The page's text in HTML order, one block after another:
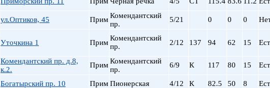
Сталинский
Старый фонд (СФ)
Хрущевка
Маяковская
Обухово
ул.Оптиков, 45 Прим Комендантский
пр.
5/21 0 0 0
Уточкина 1 Прим
Комендантский
пр.
2/12 137 94 62 15
Комендантский пр. д.8,
к.2.
Прим Комендантский
пр.
6/9 К 117 80 15
Богатырский пр. 10 Прим Пионерская 4/12 К 82.5 50 8